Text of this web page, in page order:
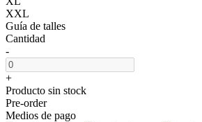
XXL
Guía de talles
Cantidad
-
+
Producto sin stock
Pre-order
Medios de pago